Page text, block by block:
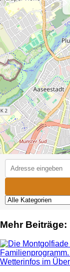
Mehr Beiträge: